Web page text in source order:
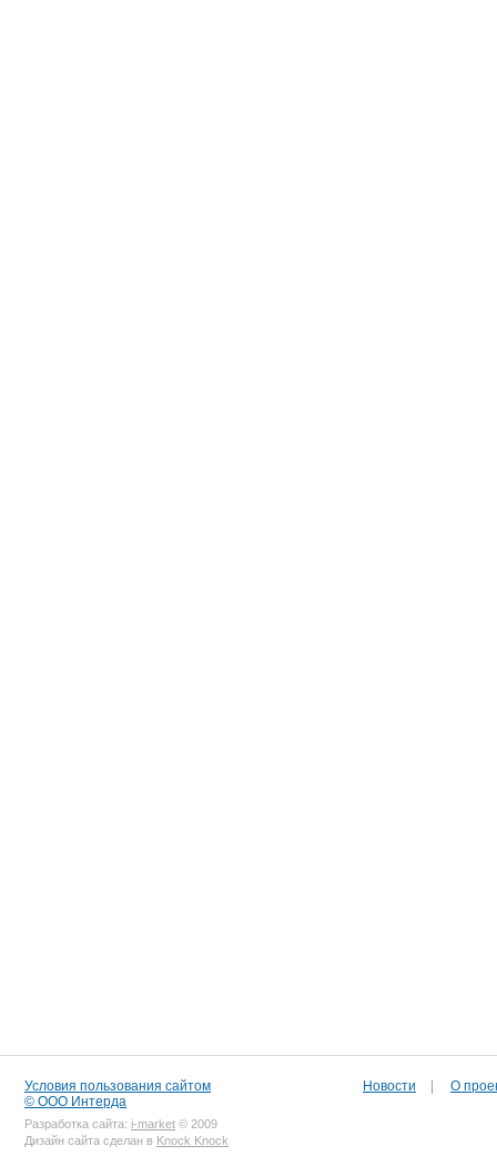
Условия пользования сайтом
© ООО Интерда
Разработка сайта: i-market © 2009
Дизайн сайта сделан в Knock Knock
Новости О